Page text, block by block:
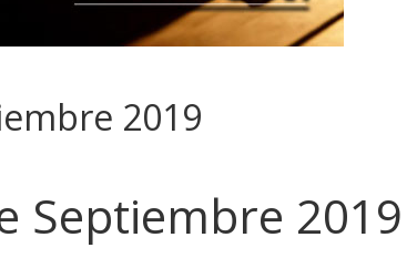
2019
Septiembre 2019